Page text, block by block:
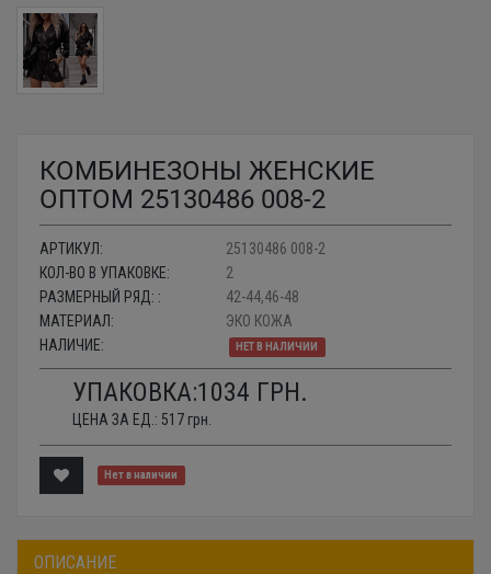
КОМБИНЕЗОНЫ ЖЕНСКИЕ
ОПТОМ 25130486 008-2
АРТИКУЛ:
25130486 008-2
КОЛ-ВО В УПАКОВКЕ:
2
РАЗМЕРНЫЙ РЯД: :
42-44,46-48
МАТЕРИАЛ:
ЭКО КОЖА
НАЛИЧИЕ:
НЕТ В НАЛИЧИИ
УПАКОВКА:1034 ГРН.
ЦЕНА ЗА ЕД.: 517 грн.
Нет в наличии
ОПИСАНИЕ